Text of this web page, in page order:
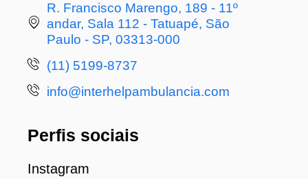
R. Francisco Marengo, 189 - 11º
andar, Sala 112 - Tatuapé, São
Paulo - SP, 03313-000
(11) 5199-8737
info@interhelpambulancia.com
Perfis sociais
Instagram